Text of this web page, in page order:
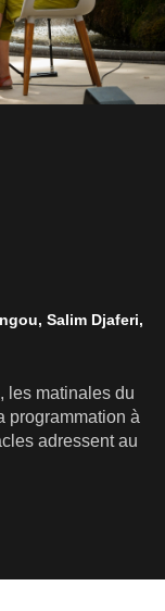
Salim Djaferi,
les matinales du
programmation à
adressent au